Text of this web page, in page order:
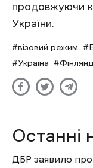
продовжуючи
України.
візовий режим
Україна
Останні
ДБР заявило